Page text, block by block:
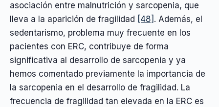
asociación entre malnutrición y sarcopenia, que
lleva a la aparición de fragilidad [48] . Además, el
sedentarismo, problema muy frecuente en los
pacientes con ERC, contribuye de forma
significativa al desarrollo de sarcopenia y ya
hemos comentado previamente la importancia de
la sarcopenia en el desarrollo de fragilidad. La
frecuencia de fragilidad tan elevada en la ERC es